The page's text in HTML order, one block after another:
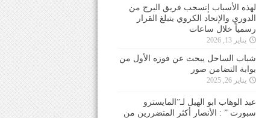
لهذه الأسباب إنسحب فريق البرج من
الدوري والإتحاد الكروي يتبلغ القرار
رسمياً خلال ساعات
يناير 13, 2026
شباب الساحل يبحث عن فوزه الأول من
بوابة التضامن صور
يناير 26, 2025
عبد الوهاب ابو الهيل لـ”المايسترو
سبورت ” : الأنصار أكثر المتضررين من